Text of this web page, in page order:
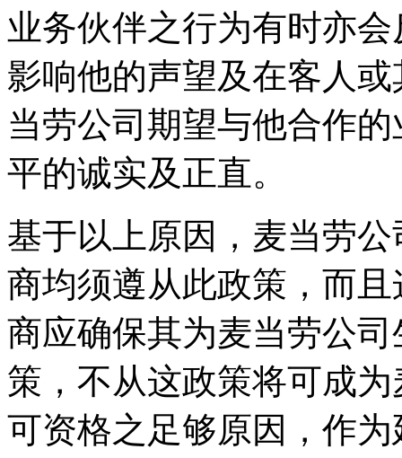
业务伙伴之行为有时亦
影响他的声望及在客人
当劳公司期望与他合作
平的诚实及正直。
基于以上原因，麦当劳
商均须遵从此政策，而
商应确保其为麦当劳公
策，不从这政策将可成
可资格之足够原因，作